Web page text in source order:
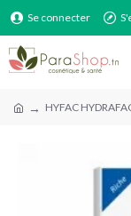
Se connecter
HYFAC